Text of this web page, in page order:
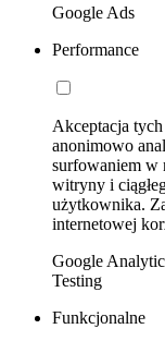
Google Ads
Performance
Akceptacja
anonimowo
surfowaniem w
witryny i
użytkownika.
internetowej
Google
Testing
Funkcjonalne